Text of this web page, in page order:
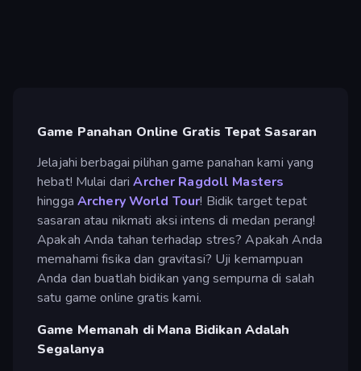
Game Panahan Online Gratis Tepat Sasaran
Jelajahi berbagai pilihan game panahan kami yang
hebat! Mulai dariArcher Ragdoll Masters
hingga Archery World Tour! Bidik target tepat
sasaran atau nikmati aksi intens di medan perang!
Apakah Anda tahan terhadap stres? Apakah Anda
memahami fisika dan gravitasi? Uji kemampuan
Anda dan buatlah bidikan yang sempurna di salah
satu game online gratis kami.
Game Memanah di Mana Bidikan Adalah
Segalanya